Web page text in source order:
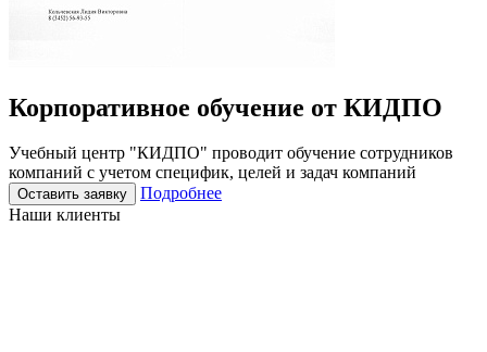
Корпоративное обучение от КИДПО
Учебный центр "КИДПО" проводит обучение сотрудников
компаний с учетом специфик, целей и задач компаний
Оставить заявку
Подробнее
Наши клиенты